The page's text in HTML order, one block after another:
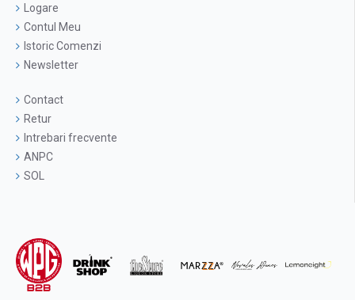
Logare
Contul Meu
Istoric Comenzi
Newsletter
Contact
Retur
Intrebari frecvente
ANPC
SOL